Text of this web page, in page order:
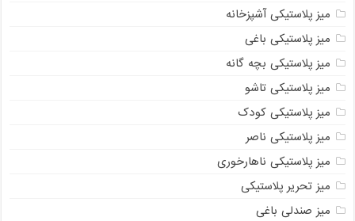
میز پلاستیکی آشپزخانه
میز پلاستیکی باغی
میز پلاستیکی بچه گانه
میز پلاستیکی تاشو
میز پلاستیکی کودک
میز پلاستیکی ناصر
میز پلاستیکی ناهارخوری
میز تحریر پلاستیکی
میز صندلی باغی